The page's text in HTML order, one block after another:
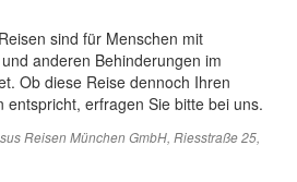
sind für Menschen mit
anderen Behinderungen im
Ob diese Reise dennoch Ihren
entspricht, erfragen Sie bitte bei uns.
Reisen München GmbH, Riesstraße 25,